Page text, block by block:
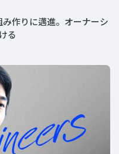
作りに邁進。オーナーシ
る